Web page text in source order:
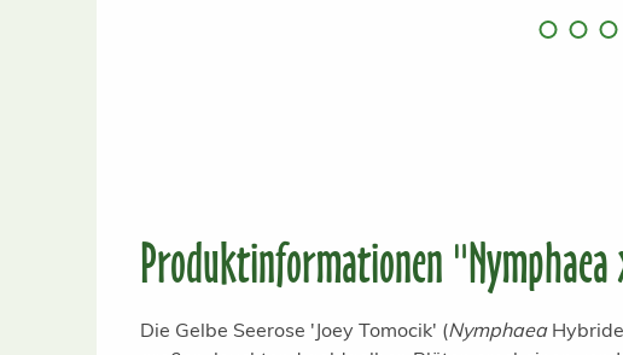
Produktinformationen "Nymphaea
Die Gelbe Seerose 'Joey Tomocik' (NymphaeaHybride